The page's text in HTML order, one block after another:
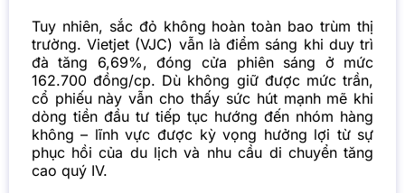
Tuy nhiên, sắc đỏ không hoàn toàn bao trùm thị
trường. Vietjet (VJC) vẫn là điểm sáng khi duy trì
đà tăng 6,69%, đóng cửa phiên sáng ở mức
162.700 đồng/cp. Dù không giữ được mức trần,
cổ phiếu này vẫn cho thấy sức hút mạnh mẽ khi
dòng tiền đầu tư tiếp tục hướng đến nhóm hàng
không – lĩnh vực được kỳ vọng hưởng lợi từ sự
phục hồi của du lịch và nhu cầu di chuyển tăng
cao quý IV.